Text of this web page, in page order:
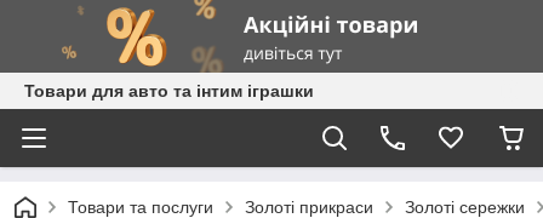
Товари для авто та інтим іграшки
Товари та послуги Золоті прикраси Золоті сережки